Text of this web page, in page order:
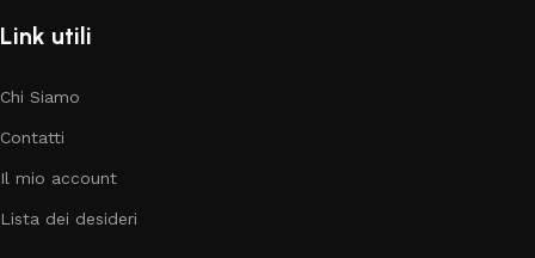
Link utili
Chi Siamo
Contatti
Il mio account
Lista dei desideri